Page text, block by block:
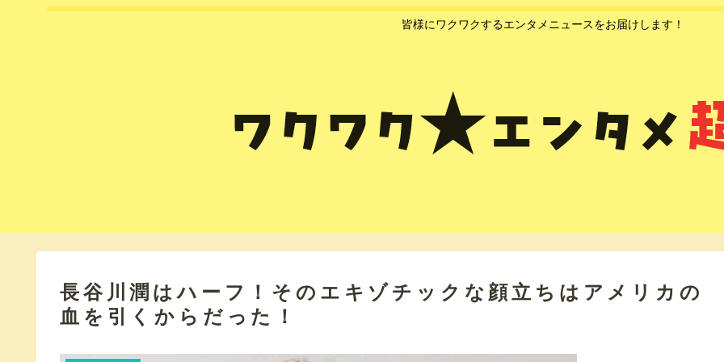
皆様にワクワクするエンタメニュースをお届けします！
長谷川潤はハーフ！そのエキゾチックな顔立ちはアメリカの
血を引くからだった！